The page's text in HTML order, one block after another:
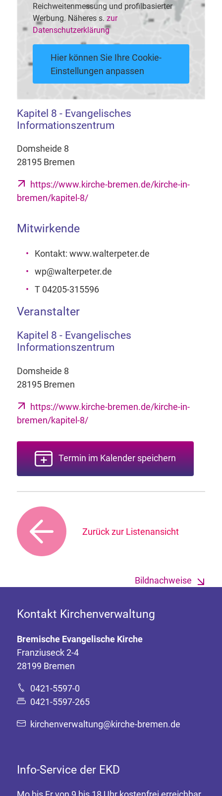
Reichweitenmessung und profilbasierter
Werbung. Näheres s. zur
Datenschutzerklärung
Hier können Sie Ihre Cookie-
Einstellungen anpassen
Kapitel 8 - Evangelisches
Informationszentrum
Domsheide 8
28195 Bremen
https://www.kirche-bremen.de/kirche-in-
bremen/kapitel-8/
Mitwirkende
Kontakt: www.walterpeter.de
wp@walterpeter.de
T 04205-315596
Veranstalter
Kapitel 8 - Evangelisches
Informationszentrum
Domsheide 8
28195 Bremen
https://www.kirche-bremen.de/kirche-in-
bremen/kapitel-8/
Termin im Kalender speichern
Zurück zur Listenansicht
Bildnachweise
Kontakt Kirchenverwaltung
Bremische Evangelische Kirche
Franziuseck 2-4
28199 Bremen
0421-5597-0
0421-5597-265
kirchenverwaltung@kirche-bremen.de
Info-Service der EKD